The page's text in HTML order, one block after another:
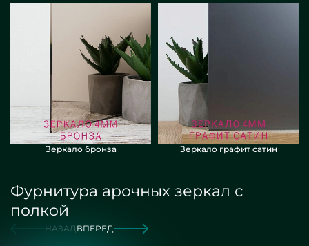
Зеркало бронза Зеркало графит сатин
Фурнитура арочных зеркал с
полкой
НАЗАДВПЕРЕД